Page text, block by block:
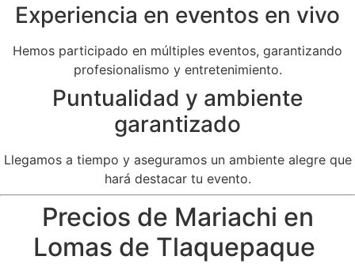
Experiencia en eventos en vivo
Hemos participado en múltiples eventos, garantizando
profesionalismo y entretenimiento.
Puntualidad y ambiente
garantizado
Llegamos a tiempo y aseguramos un ambiente alegre que
hará destacar tu evento.
Precios de Mariachi en
Lomas de Tlaquepaque